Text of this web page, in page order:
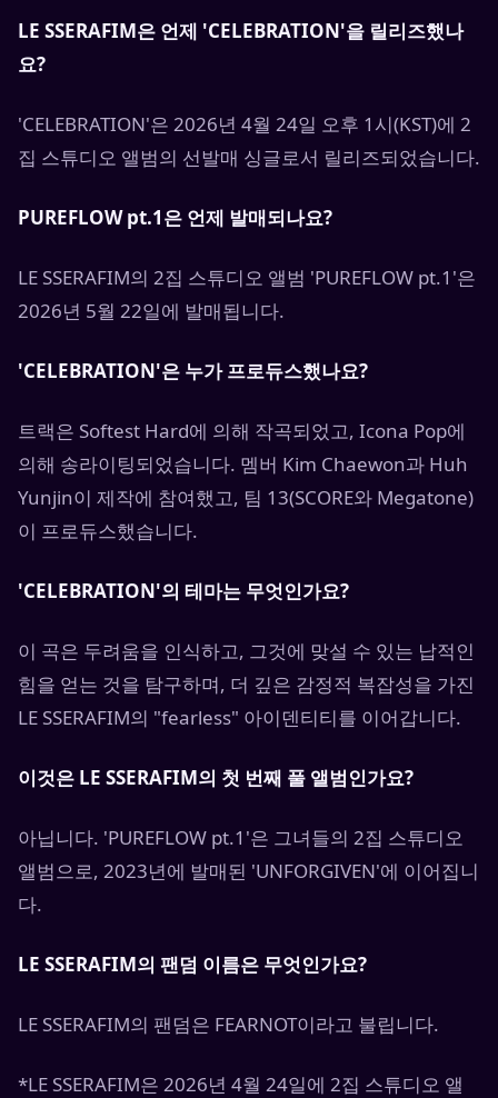
LE SSERAFIM은 언제 'CELEBRATION'을 릴리즈했나
요?
'CELEBRATION'은 2026년 4월 24일 오후 1시(KST)에 2
집 스튜디오 앨범의 선발매 싱글로서 릴리즈되었습니다.
PUREFLOW pt.1은 언제 발매되나요?
LE SSERAFIM의 2집 스튜디오 앨범 'PUREFLOW pt.1'은
2026년 5월 22일에 발매됩니다.
'CELEBRATION'은 누가 프로듀스했나요?
트랙은 Softest Hard에 의해 작곡되었고, Icona Pop에
의해 송라이팅되었습니다. 멤버 Kim Chaewon과 Huh
Yunjin이 제작에 참여했고, 팀 13(SCORE와 Megatone)
이 프로듀스했습니다.
'CELEBRATION'의 테마는 무엇인가요?
이 곡은 두려움을 인식하고, 그것에 맞설 수 있는 납적인
힘을 얻는 것을 탐구하며, 더 깊은 감정적 복잡성을 가진
LE SSERAFIM의 "fearless" 아이덴티티를 이어갑니다.
이것은 LE SSERAFIM의 첫 번째 풀 앨범인가요?
아닙니다. 'PUREFLOW pt.1'은 그녀들의 2집 스튜디오
앨범으로, 2023년에 발매된 'UNFORGIVEN'에 이어집니
다.
LE SSERAFIM의 팬덤 이름은 무엇인가요?
LE SSERAFIM의 팬덤은 FEARNOT이라고 불립니다.
*LE SSERAFIM은 2026년 4월 24일에 2집 스튜디오 앨